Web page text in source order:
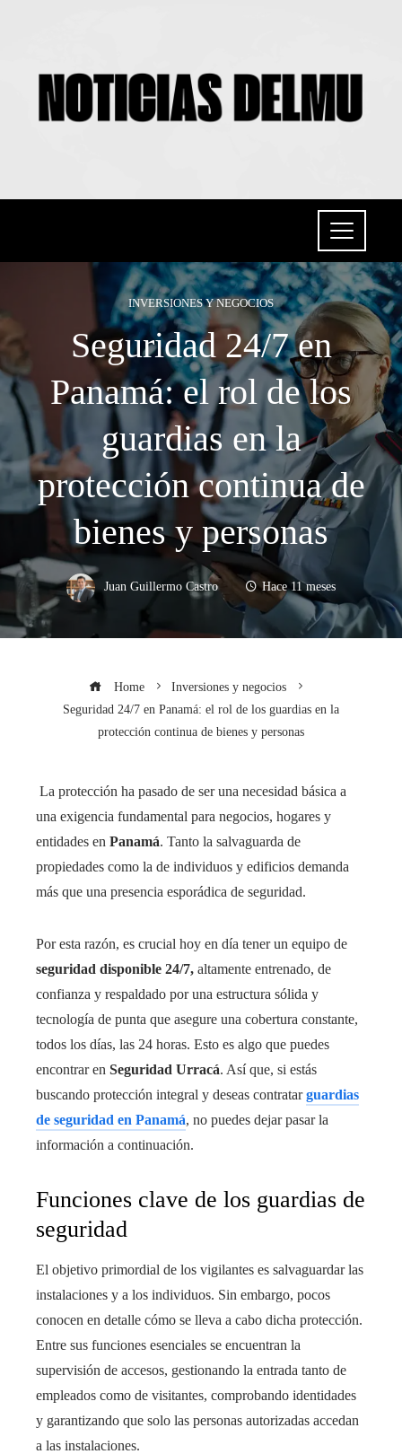
INVERSIONES Y NEGOCIOS
Seguridad 24/7 en
Panamá: el rol de los
guardias en la
protección continua de
bienes y personas
Juan Guillermo Castro Hace 11 meses
Home
Inversiones y negocios
Seguridad 24/7 en Panamá: el rol de los guardias en la
protección continua de bienes y personas
La protección ha pasado de ser una necesidad básica a
una exigencia fundamental para negocios, hogares y
entidades en Panamá. Tanto la salvaguarda de
propiedades como la de individuos y edificios demanda
más que una presencia esporádica de seguridad.
Por esta razón, es crucial hoy en día tener un equipo de
seguridad disponible 24/7, altamente entrenado, de
confianza y respaldado por una estructura sólida y
tecnología de punta que asegure una cobertura constante,
todos los días, las 24 horas. Esto es algo que puedes
encontrar en Seguridad Urracá. Así que, si estás
buscando protección integral y deseas contratarguardias
de seguridad en Panamá, no puedes dejar pasar la
información a continuación.
Funciones clave de los guardias de
seguridad
El objetivo primordial de los vigilantes es salvaguardar las
instalaciones y a los individuos. Sin embargo, pocos
conocen en detalle cómo se lleva a cabo dicha protección.
Entre sus funciones esenciales se encuentran la
supervisión de accesos, gestionando la entrada tanto de
empleados como de visitantes, comprobando identidades
y garantizando que solo las personas autorizadas accedan
a las instalaciones.